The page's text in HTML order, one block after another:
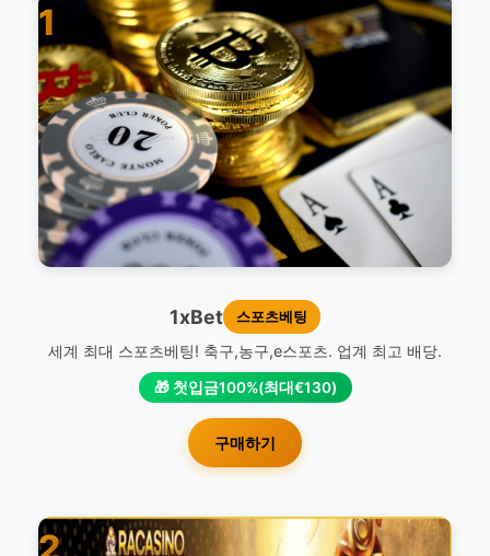
1
1xBet 스포츠베팅
세계 최대 스포츠베팅! 축구,농구,e스포츠. 업계 최고 배당.
🎁 첫입금100%(최대€130)
구매하기